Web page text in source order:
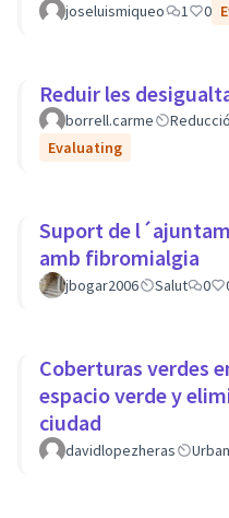
joseluismiqueo 1 0
Reduir les
borrell.carme
Evaluating
Suport de
amb fibromialgia
jbogar2006 Salut 0
Coberturas verdes
espacio verde y
ciudad
davidlopezheras